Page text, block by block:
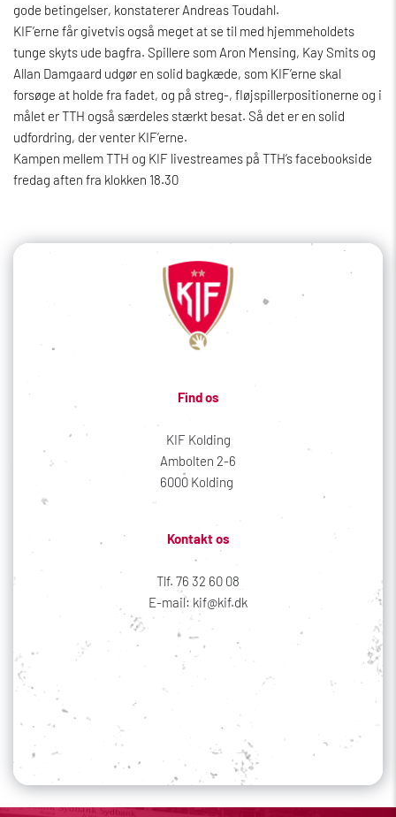
gode betingelser, konstaterer Andreas Toudahl.
KIF’erne får givetvis også meget at se til med hjemmeholdets
tunge skyts ude bagfra. Spillere som Aron Mensing, Kay Smits og
Allan Damgaard udgør en solid bagkæde, som KIF’erne skal
forsøge at holde fra fadet, og på streg-, fløjspillerpositionerne og i
målet er TTH også særdeles stærkt besat. Så det er en solid
udfordring, der venter KIF’erne.
Kampen mellem TTH og KIF livestreames på TTH’s facebookside
fredag aften fra klokken 18.30
Find os
KIF Kolding
Ambolten 2-6
6000 Kolding
Kontakt os
Tlf. 76 32 60 08
E-mail: kif@kif.dk
Sociale medier
Din profil